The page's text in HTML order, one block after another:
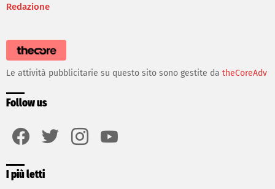
Redazione
Le attività pubblicitarie su questo sito sono gestite da theCoreAdv
Follow us
I più letti